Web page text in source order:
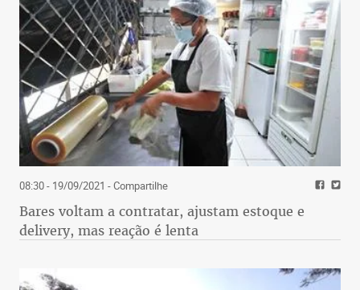
08:30 - 19/09/2021 - Compartilhe
Bares voltam a contratar, ajustam estoque e
delivery, mas reação é lenta